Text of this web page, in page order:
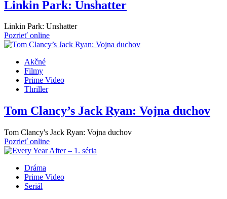
Linkin Park: Unshatter
Linkin Park: Unshatter
Pozrieť online
Akčné
Filmy
Prime Video
Thriller
Tom Clancy’s Jack Ryan: Vojna duchov
Tom Clancy's Jack Ryan: Vojna duchov
Pozrieť online
Dráma
Prime Video
Seriál